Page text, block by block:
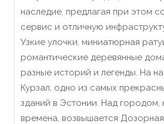
наследие, предлагая при этом
сервис и отличную
Узкие улочки, миниатюрная
романтические деревянные
разные историй и легенды. На
Курзал, одно из самых
зданий в Эстонии. Над городом,
времена, возвышается